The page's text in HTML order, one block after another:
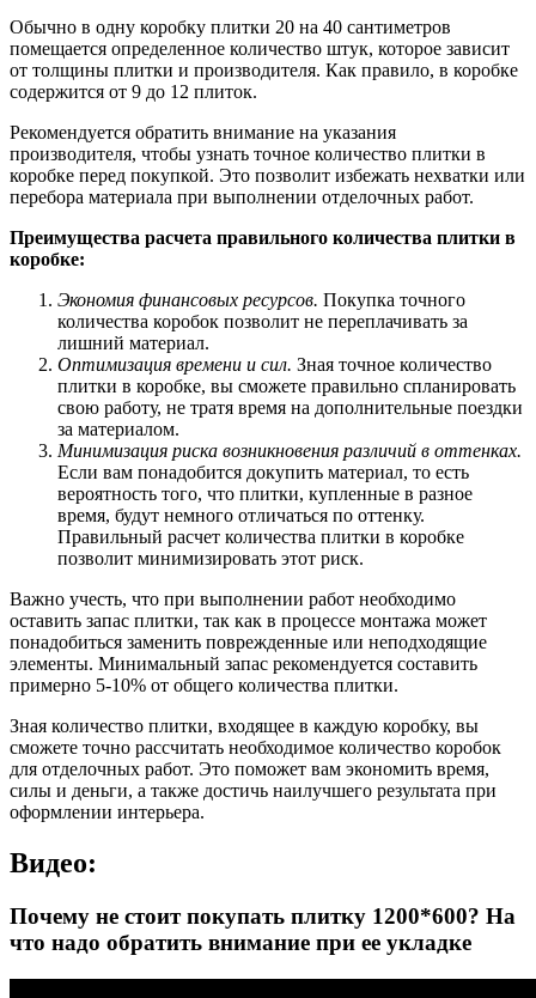
Обычно в одну коробку плитки 20 на 40 сантиметров
помещается определенное количество штук, которое зависит
от толщины плитки и производителя. Как правило, в коробке
содержится от 9 до 12 плиток.
Рекомендуется обратить внимание на указания
производителя, чтобы узнать точное количество плитки в
коробке перед покупкой. Это позволит избежать нехватки или
перебора материала при выполнении отделочных работ.
Преимущества расчета правильного количества плитки в
коробке:
Экономия финансовых ресурсов. Покупка точного
количества коробок позволит не переплачивать за
лишний материал.
Оптимизация времени и сил. Зная точное количество
плитки в коробке, вы сможете правильно спланировать
свою работу, не тратя время на дополнительные поездки
за материалом.
Минимизация риска возникновения различий в оттенках.
Если вам понадобится докупить материал, то есть
вероятность того, что плитки, купленные в разное
время, будут немного отличаться по оттенку.
Правильный расчет количества плитки в коробке
позволит минимизировать этот риск.
Важно учесть, что при выполнении работ необходимо
оставить запас плитки, так как в процессе монтажа может
понадобиться заменить поврежденные или неподходящие
элементы. Минимальный запас рекомендуется составить
примерно 5-10% от общего количества плитки.
Зная количество плитки, входящее в каждую коробку, вы
сможете точно рассчитать необходимое количество коробок
для отделочных работ. Это поможет вам экономить время,
силы и деньги, а также достичь наилучшего результата при
оформлении интерьера.
Видео:
Почему не стоит покупать плитку 1200*600? На
что надо обратить внимание при ее укладке